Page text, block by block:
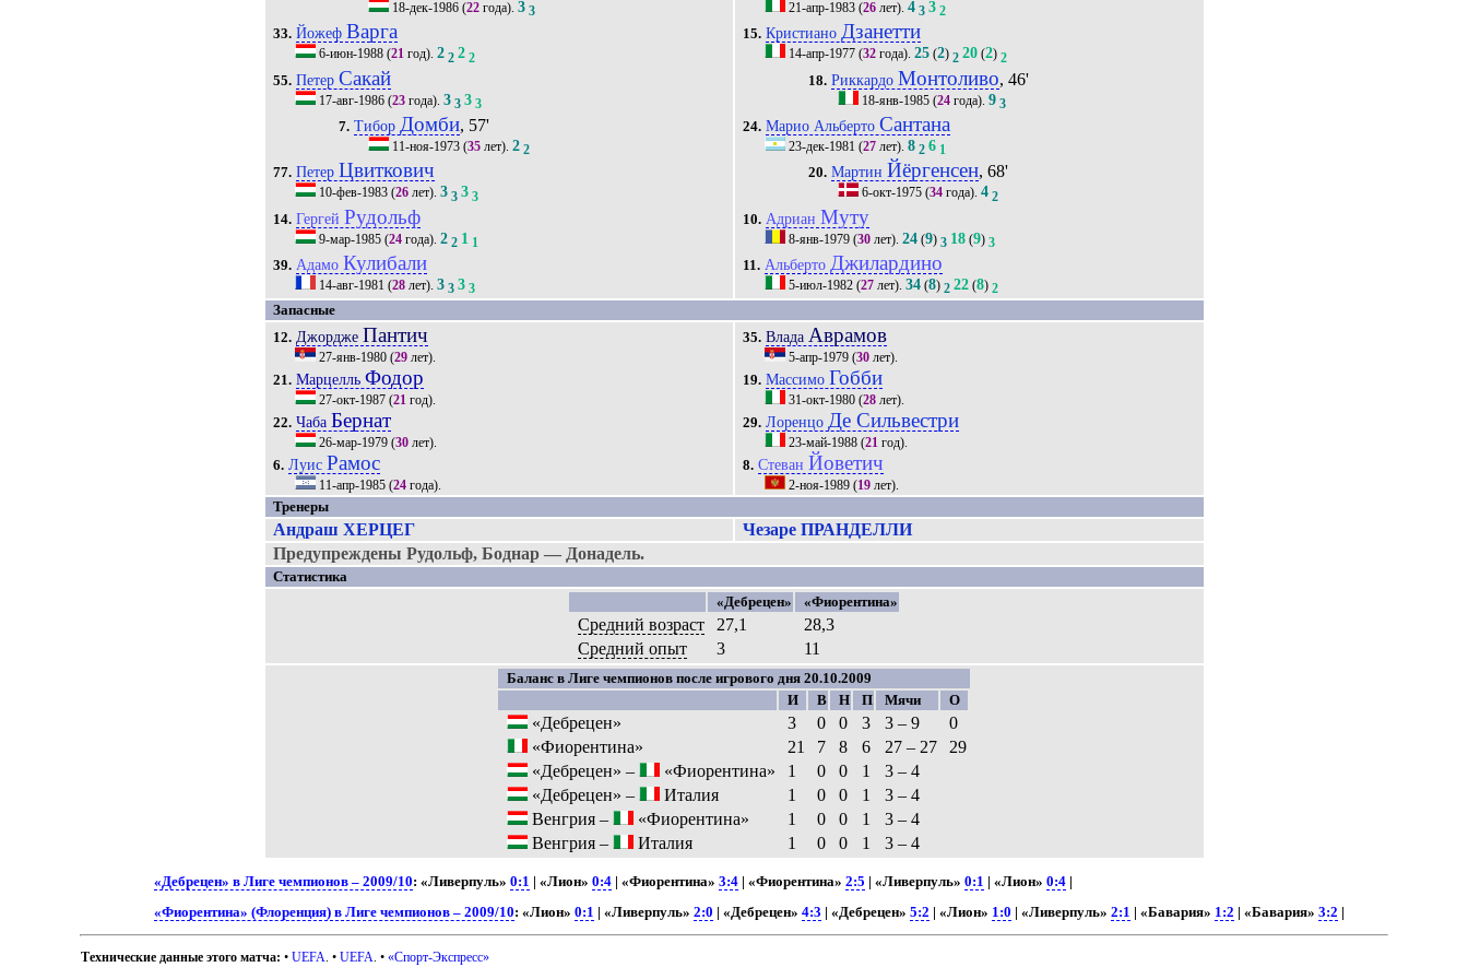
18-дек-1986(22года). 3 3
33. Йожеф Варга
6-июн-1988 (21 год).2 2 2 2
55. ПетерСакай
17-авг-1986 (23 года).3 3 3 3
7. Тибор Домби, 57'
11-ноя-1973(35лет). 2 2
77. ПетерЦвиткович
10-фев-1983 (26 лет).3 3 3 3
14. Гергей Рудольф
9-мар-1985 (24 года).2 2 1 1
39. Адамо Кулибали
14-авг-1981 (28 лет).3 3 3 3
21-апр-1983 (26 лет).4 3 3 2
15. Кристиано Дзанетти
14-апр-1977 (32 года).25 (2) 2 20 (2) 2
18. Риккардо Монтоливо, 46'
18-янв-1985(24года). 9 3
24. Марио АльбертоСантана
23-дек-1981 (27 лет).8 2 6 1
20. МартинЙёргенсен, 68'
6-окт-1975(34года). 4 2
10. Адриан Муту
8-янв-1979 (30 лет).24 (9) 3 18 (9) 3
11. Альберто Джилардино
5-июл-1982 (27 лет).34 (8) 2 22 (8) 2
Запасные
12. Джордже Пантич
27-янв-1980 (29 лет).
21. МарцелльФодор
27-окт-1987 (21 год).
22. Чаба Бернат
26-мар-1979 (30 лет).
6. Луис Рамос
11-апр-1985 (24 года).
35. Влада Аврамов
5-апр-1979 (30 лет).
19. Массимо Гобби
31-окт-1980 (28 лет).
29. Лоренцо Де Сильвестри
23-май-1988 (21 год).
8. Стеван Йоветич
2-ноя-1989 (19 лет).
Тренеры
Андраш ХЕРЦЕГ
Чезаре ПРАНДЕЛЛИ
Предупреждены Рудольф, Боднар — Донадель.
Статистика
«Дебрецен»
«Фиорентина»
Средний возраст 27,1
28,3
Средний опыт
3 11
Баланс в Лиге чемпионов после игрового дня 20.10.2009
И
В Н П Мячи О
«Дебрецен» 3 0 0 3 3 – 9
0
«Фиорентина»
21 7 8 6 27 – 27
29
«Дебрецен» –
«Фиорентина» 1 0 0 1
3 – 4
«Дебрецен» –
Италия 1 0 0 1
3 – 4
Венгрия –
«Фиорентина» 1 0 0 1
3 – 4
Венгрия –
Италия 1 0 0 1 3 – 4
«Дебрецен» в Лиге чемпионов – 2009/10: «Ливерпуль» 0:1 | «Лион» 0:4| «Фиорентина» 3:4| «Фиорентина» 2:5 | «Ливерпуль» 0:1 | «Лион» 0:4|
«Фиорентина» (Флоренция) в Лиге чемпионов – 2009/10: «Лион» 0:1 | «Ливерпуль» 2:0 | «Дебрецен» 4:3 | «Дебрецен» 5:2 | «Лион» 1:0 | «Ливерпуль» 2:1 | «Бавария» 1:2 | «Бавария» 3:2 |
Технические данные этого матча: •UEFA. •UEFA. •«Спорт-Экспресс»